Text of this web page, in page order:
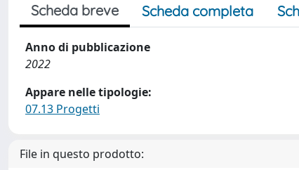
Scheda breve Scheda completa
Anno di pubblicazione
2022
Appare nelle tipologie:
07.13 Progetti
File in questo prodotto: